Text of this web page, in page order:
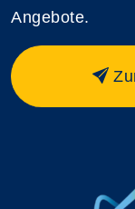
Angebote.